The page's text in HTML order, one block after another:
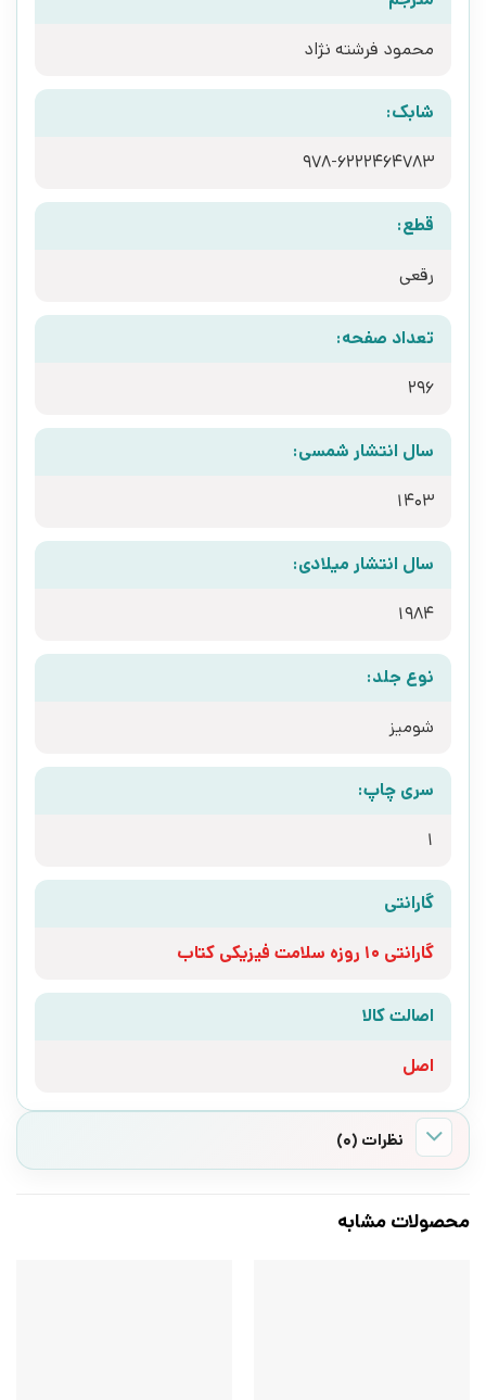
محمود فرشته نژاد
شابک:
978-6222464783
قطع:
رقعی
تعداد صفحه:
296
سال انتشار شمسی:
1403
سال انتشار میلادی:
1984
نوع جلد:
شومیز
سری چاپ:
1
گارانتی
گارانتی 10 روزه سلامت فیزیکی کتاب
اصالت کالا
اصل
نظرات (0)
محصولات مشابه